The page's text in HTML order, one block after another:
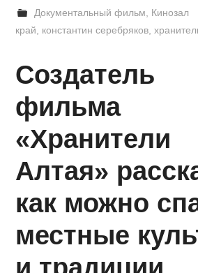
Документальный фильм Кинозал
край
константин серебряков ,
Создатель
фильма
«Хранители
Алтая»
как можно
местные